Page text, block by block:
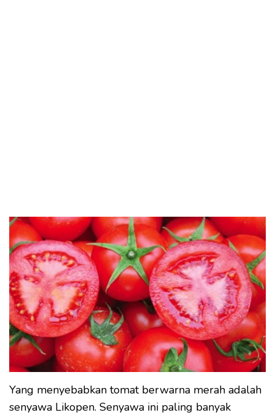
Yang menyebabkan tomat berwarna merah adalah
senyawa Likopen. Senyawa ini paling banyak